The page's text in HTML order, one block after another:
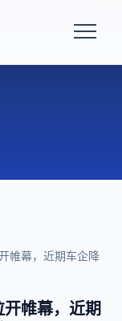
帷幕，近期车企降
帷幕，近期